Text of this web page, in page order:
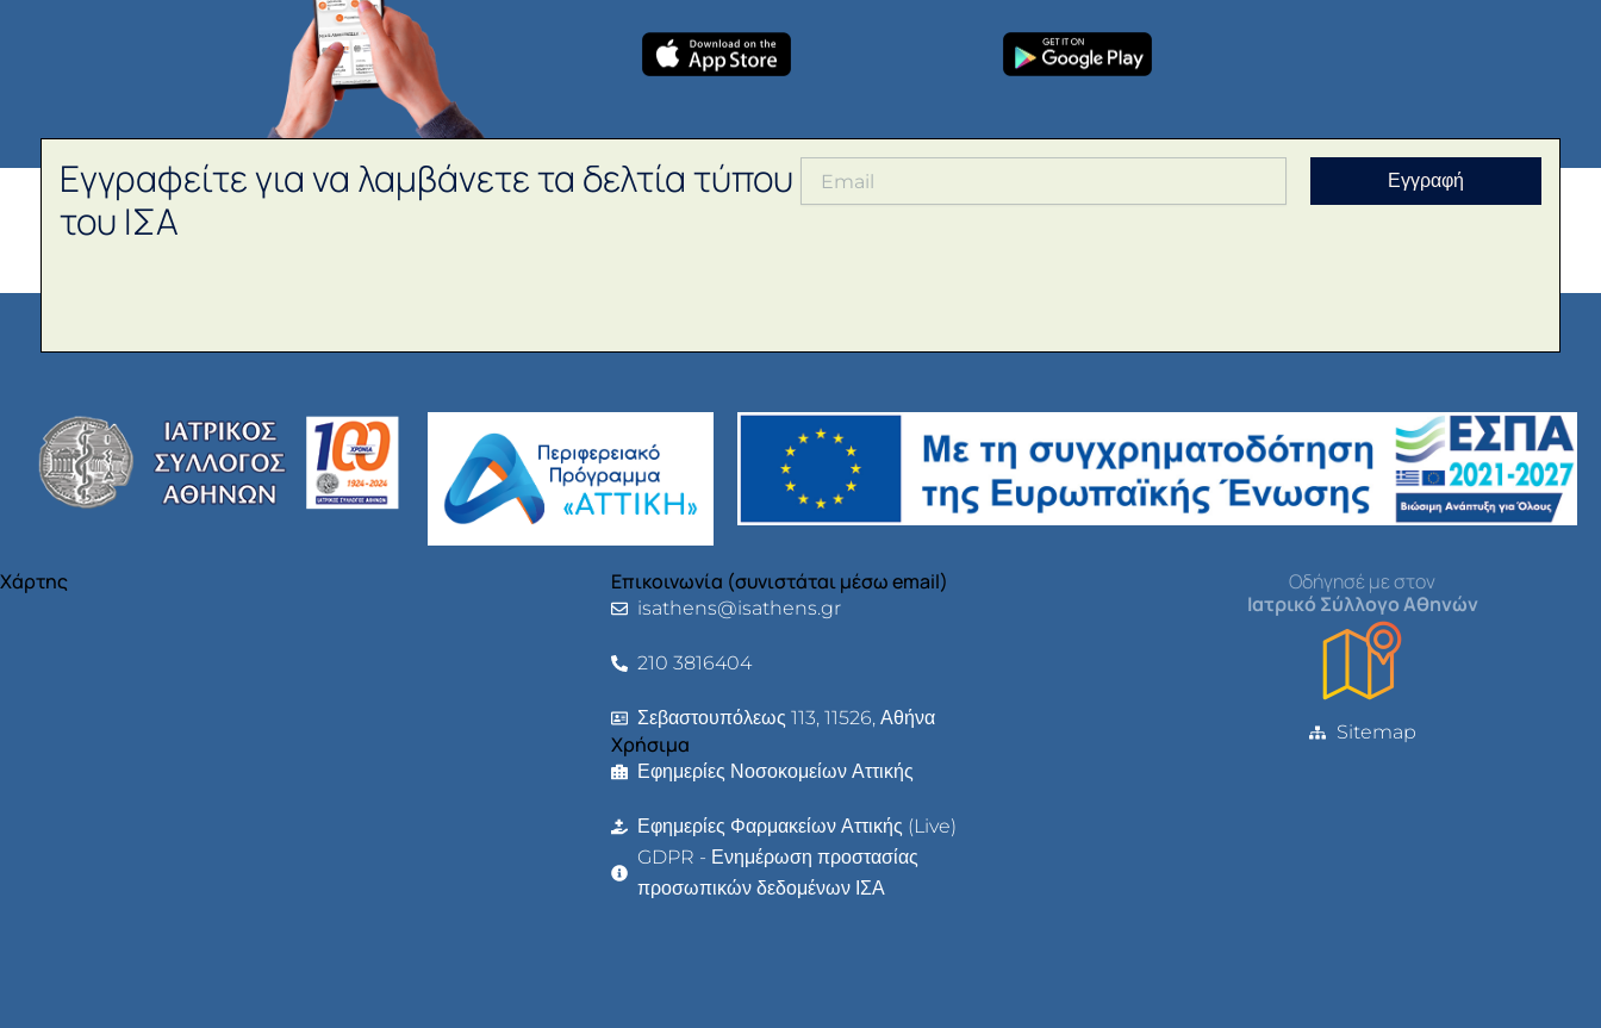
Εγγραφείτε για να λαμβάνετε τα δελτία τύπου
του ΙΣΑ
Εγγραφή
Χάρτης Επικοινωνία (συνιστάται μέσω email)
isathens@isathens.gr
210 3816404
Σεβαστουπόλεως 113, 11526, Αθήνα
Χρήσιμα
Εφημερίες Νοσοκομείων Αττικής
Εφημερίες Φαρμακείων Αττικής (Live)
GDPR - Ενημέρωση προστασίας
προσωπικών δεδομένων ΙΣΑ
Οδήγησέ με στον
Ιατρικό Σύλλογο Αθηνών
Sitemap